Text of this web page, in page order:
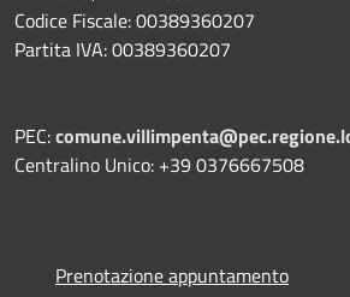
Codice Fiscale: 00389360207
Partita IVA: 00389360207
PEC:
Centralino Unico: +39 0376667508
Prenotazione appuntamento